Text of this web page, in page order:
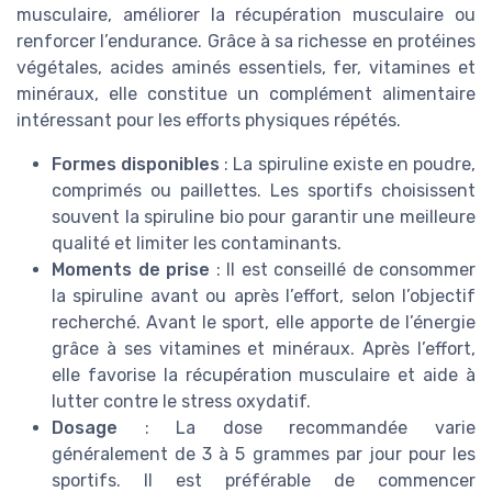
musculaire, améliorer la récupération musculaire ou
renforcer l’endurance. Grâce à sa richesse en protéines
végétales, acides aminés essentiels, fer, vitamines et
minéraux, elle constitue un complément alimentaire
intéressant pour les efforts physiques répétés.
Formes disponibles : La spiruline existe en poudre,
comprimés ou paillettes. Les sportifs choisissent
souvent la spiruline bio pour garantir une meilleure
qualité et limiter les contaminants.
Moments de prise : Il est conseillé de consommer
la spiruline avant ou après l’effort, selon l’objectif
recherché. Avant le sport, elle apporte de l’énergie
grâce à ses vitamines et minéraux. Après l’effort,
elle favorise la récupération musculaire et aide à
lutter contre le stress oxydatif.
Dosage : La dose recommandée varie
généralement de 3 à 5 grammes par jour pour les
sportifs. Il est préférable de commencer